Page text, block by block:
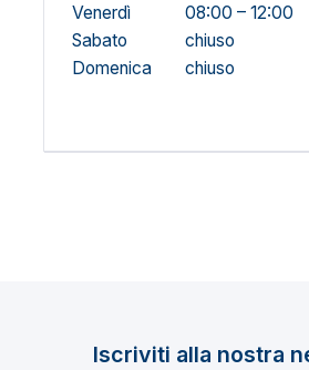
Venerdì
08:00 – 12:00
Sabato
chiuso
Domenica
chiuso
Iscriviti alla nostra